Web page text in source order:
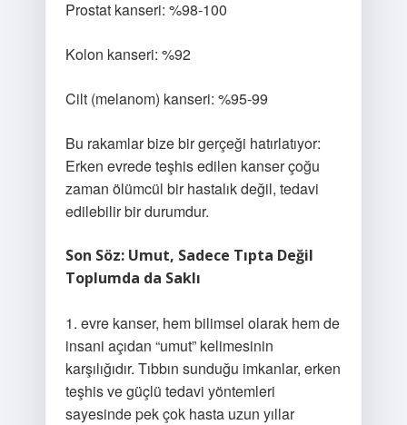
Prostat kanseri: %98-100
Kolon kanseri: %92
Cilt (melanom) kanseri: %95-99
Bu rakamlar bize bir gerçeği hatırlatıyor:
Erken evrede teşhis edilen kanser çoğu
zaman ölümcül bir hastalık değil, tedavi
edilebilir bir durumdur.
Son Söz: Umut, Sadece Tıpta Değil
Toplumda da Saklı
1. evre kanser, hem bilimsel olarak hem de
insani açıdan “umut” kelimesinin
karşılığıdır. Tıbbın sunduğu imkanlar, erken
teşhis ve güçlü tedavi yöntemleri
sayesinde pek çok hasta uzun yıllar